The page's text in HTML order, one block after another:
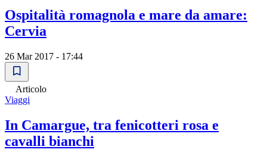
Ospitalità romagnola e mare da amare:
Cervia
26 Mar 2017 - 17:44
Articolo
Viaggi
In Camargue, tra fenicotteri rosa e
cavalli bianchi